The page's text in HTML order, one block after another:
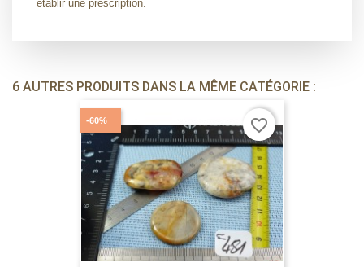
établir une prescription.
6 AUTRES PRODUITS DANS LA MÊME CATÉGORIE :
-60% favorite_border